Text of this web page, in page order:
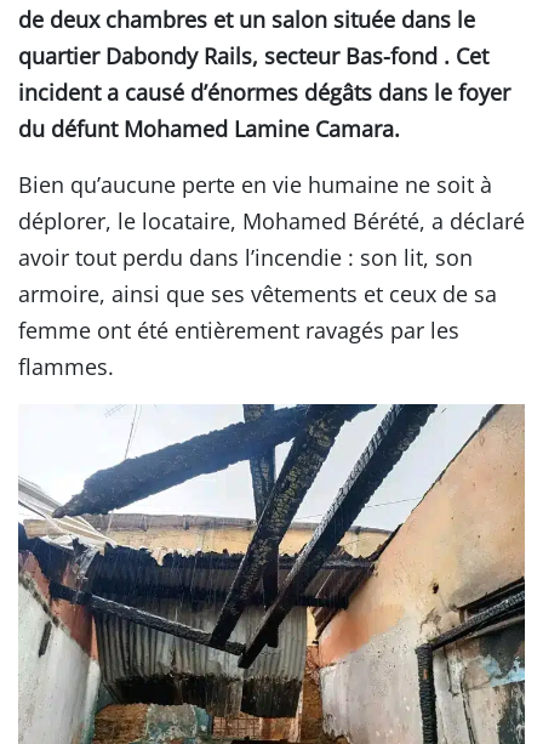
de deux chambres et un salon située dans le
quartier Dabondy Rails, secteur Bas-fond . Cet
incident a causé d’énormes dégâts dans le foyer
du défunt Mohamed Lamine Camara.
Bien qu’aucune perte en vie humaine ne soit à
déplorer, le locataire, Mohamed Bérété, a déclaré
avoir tout perdu dans l’incendie : son lit, son
armoire, ainsi que ses vêtements et ceux de sa
femme ont été entièrement ravagés par les
flammes.